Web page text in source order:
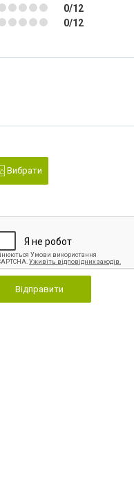
0/12
0/12
Вибрати
Відправити